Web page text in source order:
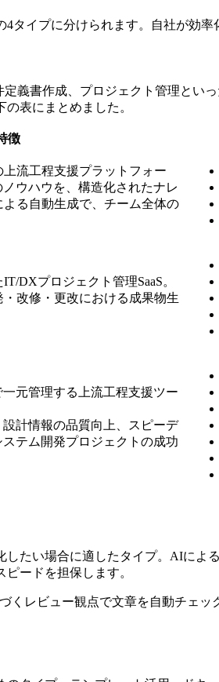
タイプに分けられます。自社が効
義書作成、プロジェクト管理と
表にまとめました。
徴
流工程支援プラットフォー
ウハウを、構造化されたナレ
る自動生成で、チーム全体の
DXプロジェクト管理SaaS。
改修・更改における成果物生
元管理する上流工程支援ツー
計情報の品質向上、スピーデ
テム開発プロジェクトの成功
たい場合に適したタイプ。AIに
ードを担保します。
くレビュー観点で文章を自動チェ